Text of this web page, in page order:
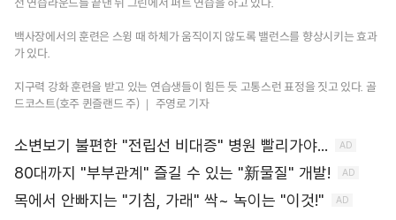
전 연습라운드를 끝낸 뒤 그린에서 퍼트 연습을 하고 있다.
백사장에서의 훈련은 스윙 때 하체가 움직이지 않도록 밸런스를 향상시키는 효과
가 있다.
지구력 강화 훈련을 받고 있는 연습생들이 힘든 듯 고통스런 표정을 짓고 있다. 골
드코스트(호주 퀸즐랜드 주) ｜ 주영로 기자